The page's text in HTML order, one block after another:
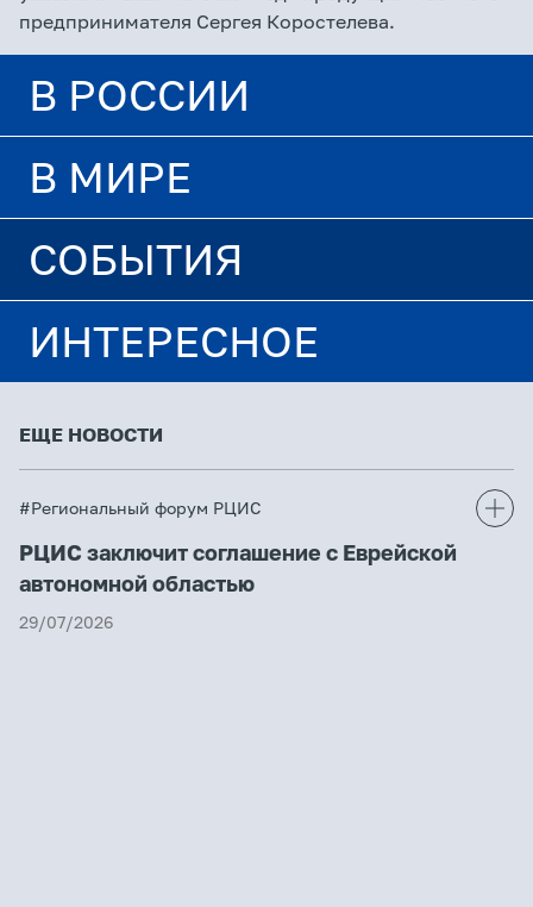
предпринимателя Сергея Коростелева.
В РОССИИ
В МИРЕ
СОБЫТИЯ
ИНТЕРЕСНОЕ
ЕЩЕ НОВОСТИ
#Региональный форум РЦИС
РЦИС заключит соглашение с Еврейской
автономной областью
29/07/2026